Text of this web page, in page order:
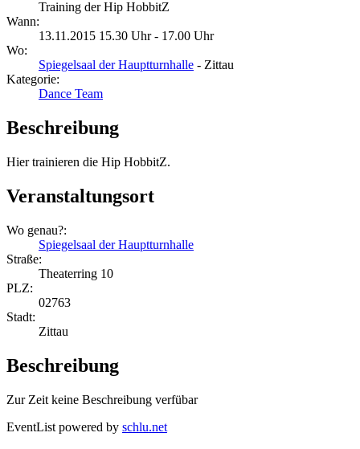
Training der Hip HobbitZ
Wann:
13.11.2015 15.30 Uhr - 17.00 Uhr
Wo:
Spiegelsaal der Hauptturnhalle - Zittau
Kategorie:
Dance Team
Beschreibung
Hier trainieren die Hip HobbitZ.
Veranstaltungsort
Wo genau?:
Spiegelsaal der Hauptturnhalle
Straße:
Theaterring 10
PLZ:
02763
Stadt:
Zittau
Beschreibung
Zur Zeit keine Beschreibung verfübar
EventList powered by schlu.net